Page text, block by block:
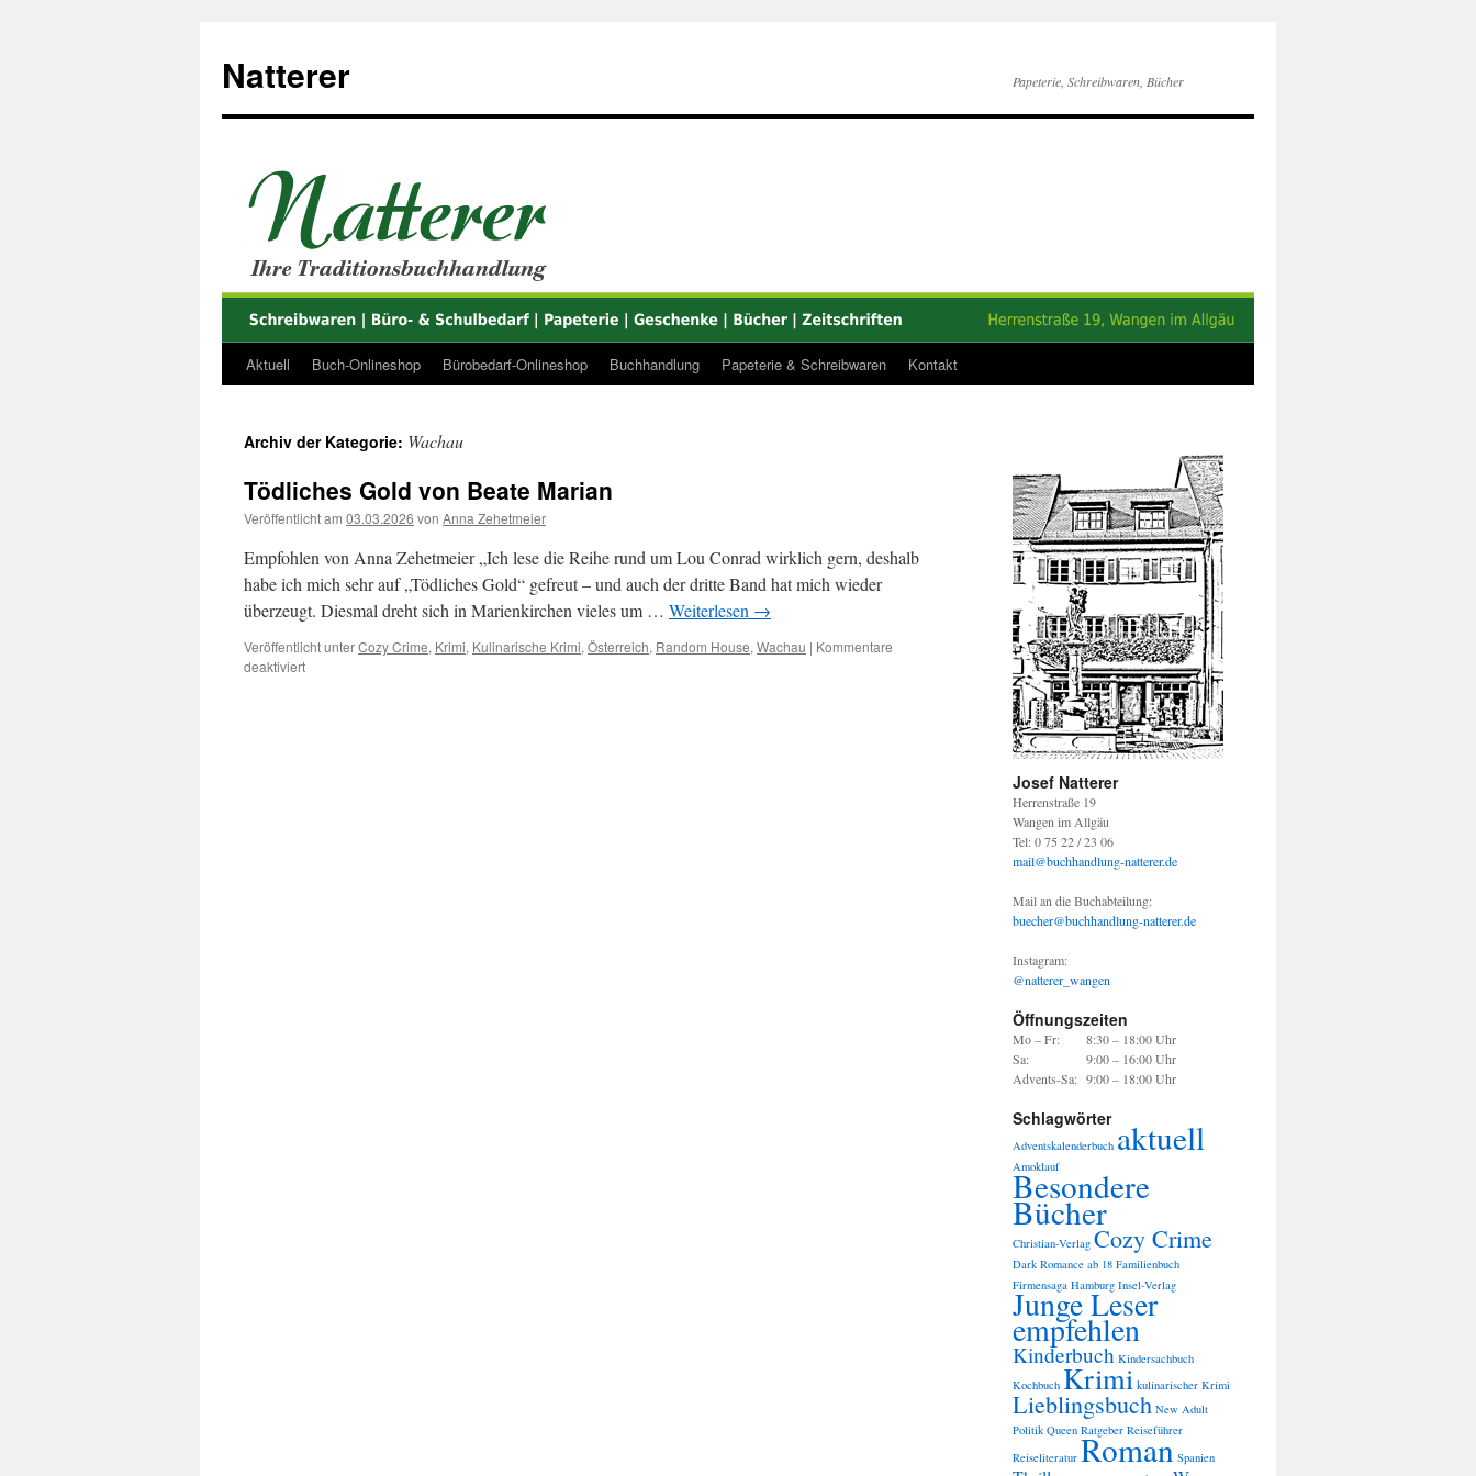
springen
Natterer Papeterie, Schreibwaren, Bücher
Aktuell Buch-Onlineshop Bürobedarf-Onlineshop Buchhandlung Papeterie & Schreibwaren Kontakt
Archiv der Kategorie: Wachau
Tödliches Gold von Beate Marian
Veröffentlicht am 03.03.2026 von Anna Zehetmeier
Empfohlen von Anna Zehetmeier „Ich lese die Reihe rund um Lou Conrad wirklich gern, deshalb
habe ich mich sehr auf „Tödliches Gold“ gefreut – und auch der dritte Band hat mich wieder
überzeugt. Diesmal dreht sich in Marienkirchen vieles um … Weiterlesen →
Veröffentlicht unterCozy Crime, Krimi, Kulinarische Krimi, Österreich, Random House, Wachau | Kommentare
deaktiviertfür
Josef Natterer
Herrenstraße 19
Wangen im Allgäu
Tel: 0 75 22 / 23 06
mail@buchhandlung-natterer.de
Mail an die Buchabteilung:
buecher@buchhandlung-natterer.de
Instagram:
@natterer_wangen
Öffnungszeiten
Mo – Fr:
8:30 – 18:00 Uhr
Sa:
9:00 – 16:00 Uhr
Advents-Sa: 9:00 – 18:00 Uhr
Schlagwörter
Adventskalenderbuch aktuell
Amoklauf
Besondere
Bücher
Christian-Verlag Cozy Crime
Dark Romance ab 18 Familienbuch
Firmensaga Hamburg Insel-Verlag
Junge Leser
empfehlen
Kinderbuch Kindersachbuch
Kochbuch Krimi kulinarischer Krimi
Lieblingsbuch New Adult
Politik Queen Ratgeber Reiseführer
Reiseliteratur Roman Spanien